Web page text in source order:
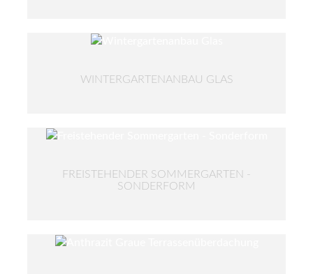
WINTERGARTENANBAU GLAS
FREISTEHENDER SOMMERGARTEN -
SONDERFORM